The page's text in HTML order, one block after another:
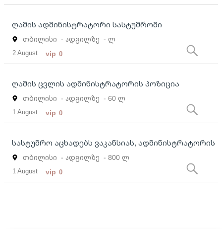
ღამის ადმინისტრატორი სასტუმროში
თბილისი - ადგილზე - ლ
2 August vip 0
ღამის ცვლის ადმინისტრატორის პოზიცია
თბილისი - ადგილზე - 60 ლ
1 August vip 0
სასტუმრო აცხადებს ვაკანსიას, ადმინისტრატორის
თბილისი - ადგილზე - 800 ლ
1 August vip 0